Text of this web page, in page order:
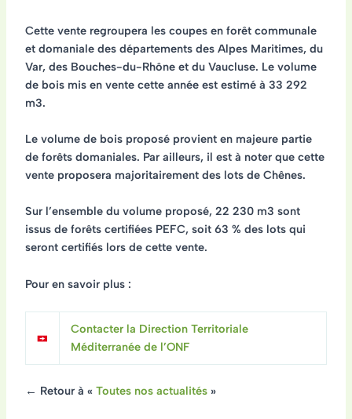
Cette vente regroupera les coupes en forêt communale
et domaniale des départements des Alpes Maritimes, du
Var, des Bouches-du-Rhône et du Vaucluse. Le volume
de bois mis en vente cette année est estimé à 33 292
m3.
Le volume de bois proposé provient en majeure partie
de forêts domaniales. Par ailleurs, il est à noter que cette
vente proposera majoritairement des lots de Chênes.
Sur l’ensemble du volume proposé, 22 230 m3 sont
issus de forêts certifiées PEFC, soit 63 % des lots qui
seront certifiés lors de cette vente.
Pour en savoir plus :
Contacter la Direction Territoriale
Méditerranée de l’ONF
← Retour à « Toutes nos actualités»